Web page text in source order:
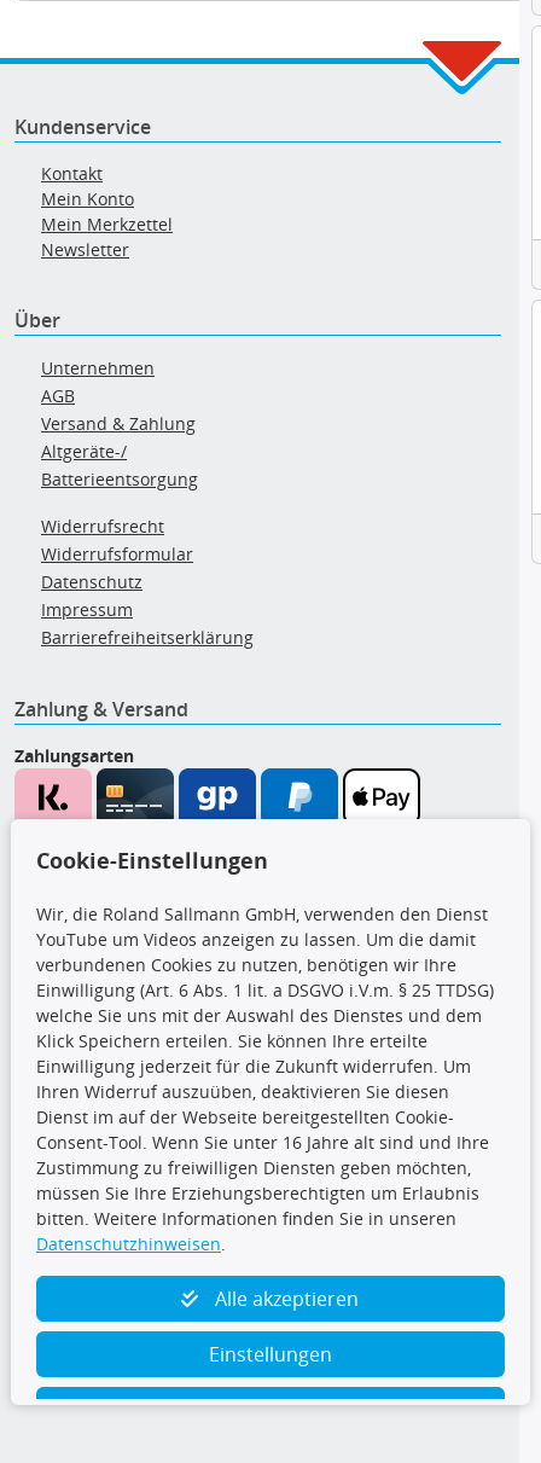
Kundenservice
Kontakt
Mein Konto
Mein Merkzettel
Newsletter
Über
Unternehmen
AGB
Versand & Zahlung
Altgeräte-/
Batterieentsorgung
Widerrufsrecht
Widerrufsformular
Datenschutz
Impressum
Barrierefreiheitserklärung
Zahlung & Versand
Zahlungsarten
CARAT Gruppe
Folge uns
TecDoc Inside
Cookie-Einstellungen
Wir, die Roland Sallmann GmbH, verwenden den Dienst
YouTube um Videos anzeigen zu lassen. Um die damit
verbundenen Cookies zu nutzen, benötigen wir Ihre
Einwilligung (Art. 6 Abs. 1 lit. a DSGVO i.V.m. § 25 TTDSG)
welche Sie uns mit der Auswahl des Dienstes und dem
Klick Speichern erteilen. Sie können Ihre erteilte
Einwilligung jederzeit für die Zukunft widerrufen. Um
Ihren Widerruf auszuüben, deaktivieren Sie diesen
Dienst im auf der Webseite bereitgestellten Cookie-
Consent-Tool. Wenn Sie unter 16 Jahre alt sind und Ihre
Zustimmung zu freiwilligen Diensten geben möchten,
müssen Sie Ihre Erziehungsberechtigten um Erlaubnis
bitten. Weitere Informationen finden Sie in unseren
Datenschutzhinweisen.
Alle akzeptieren
Einstellungen
Ablehnen